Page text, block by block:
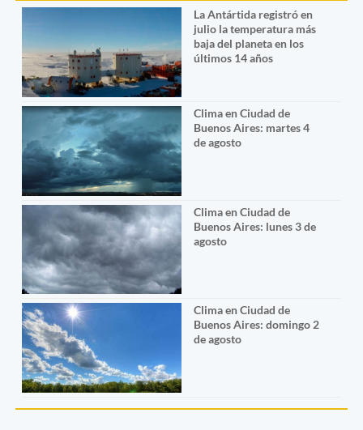
La Antártida registró en
julio la temperatura más
baja del planeta en los
últimos 14 años
Clima en Ciudad de
Buenos Aires: martes 4
de agosto
Clima en Ciudad de
Buenos Aires: lunes 3 de
agosto
Clima en Ciudad de
Buenos Aires: domingo 2
de agosto